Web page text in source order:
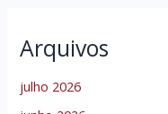
Arquivos
julho 2026